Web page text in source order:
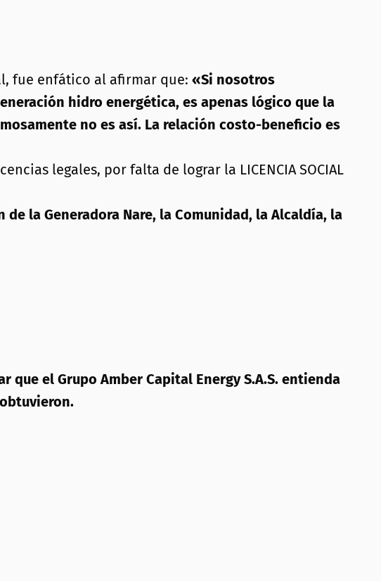
fue enfático al afirmar que: «Si nosotros
hidro energética, es apenas lógico que la
no es así. La relación costo-beneficio es
legales, por falta de lograr la LICENCIA SOCIAL
la Generadora Nare, la Comunidad, la Alcaldía, la
que el Grupo Amber Capital Energy S.A.S. entienda